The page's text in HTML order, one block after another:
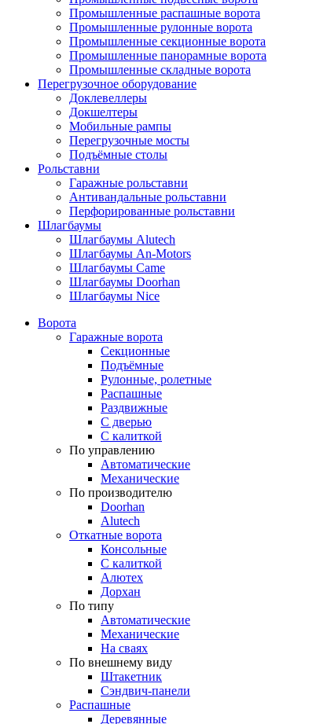
Промышленные распашные ворота
Промышленные рулонные ворота
Промышленные секционные ворота
Промышленные панорамные ворота
Промышленные складные ворота
Перегрузочное оборудование
Доклевеллеры
Докшелтеры
Мобильные рампы
Перегрузочные мосты
Подъёмные столы
Рольставни
Гаражные рольставни
Антивандальные рольставни
Перфорированные рольставни
Шлагбаумы
Шлагбаумы Alutech
Шлагбаумы An-Motors
Шлагбаумы Came
Шлагбаумы Doorhan
Шлагбаумы Nice
Ворота
Гаражные ворота
Секционные
Подъёмные
Рулонные, ролетные
Распашные
Раздвижные
С дверью
С калиткой
По управлению
Автоматические
Механические
По производителю
Doorhan
Alutech
Откатные ворота
Консольные
С калиткой
Алютех
Дорхан
По типу
Автоматические
Механические
На сваях
По внешнему виду
Штакетник
Сэндвич-панели
Распашные
Деревянные